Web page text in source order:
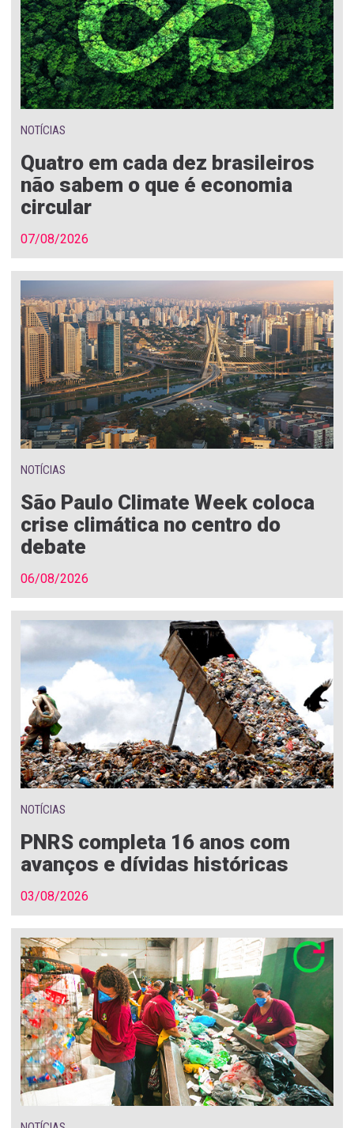
NOTÍCIAS
Quatro em cada dez brasileiros
não sabem o que é economia
circular
07/08/2026
NOTÍCIAS
São Paulo Climate Week coloca
crise climática no centro do
debate
06/08/2026
NOTÍCIAS
PNRS completa 16 anos com
avanços e dívidas históricas
03/08/2026